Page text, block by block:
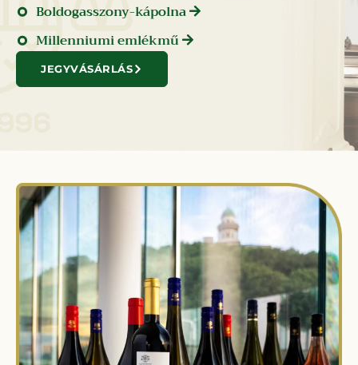
Boldogasszony-kápolna
Millenniumi emlékmű
JEGYVÁSÁRLÁS